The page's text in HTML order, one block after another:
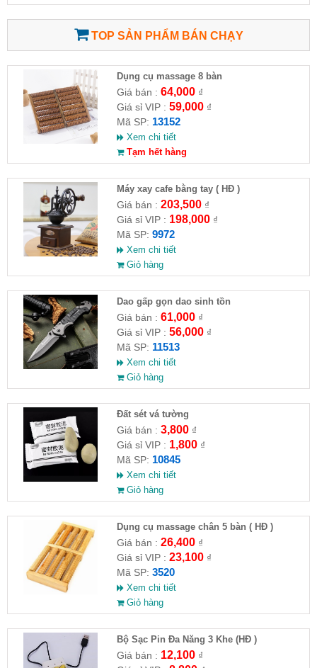
TOP SẢN PHẨM BÁN CHẠY
Dụng cụ massage 8 bàn
Giá bán : 64,000₫
Giá sỉ VIP : 59,000₫
Mã SP: 13152
Xem chi tiết
Tạm hết hàng
Máy xay cafe bằng tay ( HĐ )
Giá bán : 203,500₫
Giá sỉ VIP : 198,000₫
Mã SP: 9972
Xem chi tiết
Giỏ hàng
Dao gấp gọn dao sinh tồn
Giá bán : 61,000₫
Giá sỉ VIP : 56,000₫
Mã SP: 11513
Xem chi tiết
Giỏ hàng
Đất sét vá tường
Giá bán : 3,800₫
Giá sỉ VIP : 1,800₫
Mã SP: 10845
Xem chi tiết
Giỏ hàng
Dụng cụ massage chân 5 bàn ( HĐ )
Giá bán : 26,400₫
Giá sỉ VIP : 23,100₫
Mã SP: 3520
Xem chi tiết
Giỏ hàng
Bộ Sạc Pin Đa Năng 3 Khe (HĐ )
Giá bán : 12,100₫